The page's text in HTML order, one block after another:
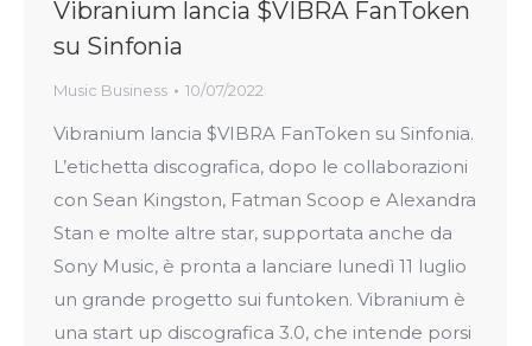
Vibranium lancia $VIBRA FanToken
su Sinfonia
Music Business 10/07/2022
Vibranium lancia $VIBRA FanToken su Sinfonia.
L’etichetta discografica, dopo le collaborazioni
con Sean Kingston, Fatman Scoop e Alexandra
Stan e molte altre star, supportata anche da
Sony Music, è pronta a lanciare lunedì 11 luglio
un grande progetto sui funtoken. Vibranium è
una start up discografica 3.0, che intende porsi